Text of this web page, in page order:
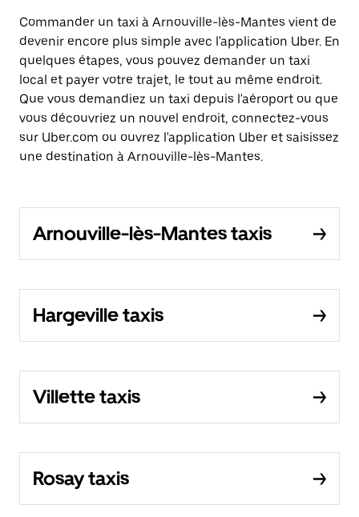
Commander un taxi à Arnouville-lès-Mantes vient de
devenir encore plus simple avec l'application Uber. En
quelques étapes, vous pouvez demander un taxi
local et payer votre trajet, le tout au même endroit.
Que vous demandiez un taxi depuis l'aéroport ou que
vous découvriez un nouvel endroit, connectez-vous
sur Uber.com ou ouvrez l'application Uber et saisissez
une destination à Arnouville-lès-Mantes.
Arnouville-lès-Mantes taxis
Hargeville taxis
Villette taxis
Rosay taxis